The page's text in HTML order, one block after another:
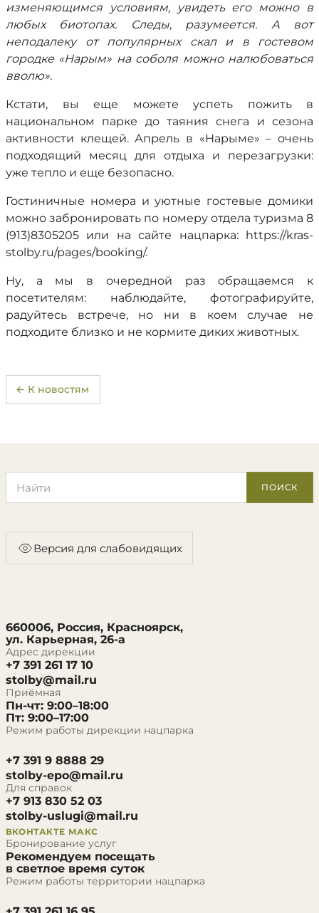
изменяющимся условиям, увидеть его можно в
любых биотопах. Следы, разумеется. А вот
неподалеку от популярных скал и в гостевом
городке «Нарым» на соболя можно налюбоваться
вволю».
Кстати, вы еще можете успеть пожить в
национальном парке до таяния снега и сезона
активности клещей. Апрель в «Нарыме» – очень
подходящий месяц для отдыха и перезагрузки:
уже тепло и еще безопасно.
Гостиничные номера и уютные гостевые домики
можно забронировать по номеру отдела туризма 8
(913)8305205 или на сайте нацпарка: https://kras-
stolby.ru/pages/booking/.
Ну, а мы в очередной раз обращаемся к
посетителям: наблюдайте, фотографируйте,
радуйтесь встрече, но ни в коем случае не
подходите близко и не кормите диких животных.
← К новостям
ПОИСК
Версия для слабовидящих
660006, Россия, Красноярск,
ул. Карьерная, 26-а
Адрес дирекции
+7 391 261 17 10
stolby@mail.ru
Приёмная
Пн-чт: 9:00–18:00
Пт: 9:00–17:00
Режим работы дирекции нацпарка
+7 391 9 8888 29
stolby-epo@mail.ru
Для справок
+7 913 830 52 03
stolby-uslugi@mail.ru
ВКОНТАКТЕ МАКС
Бронирование услуг
Рекомендуем посещать
в светлое время суток
Режим работы территории нацпарка